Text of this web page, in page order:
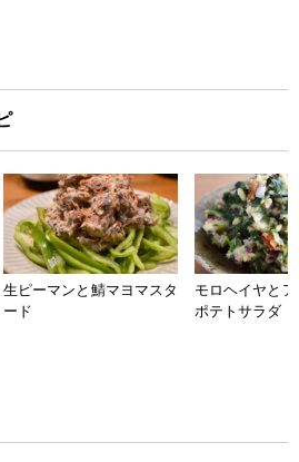
生ピーマンと鯖マヨマスタ
ード
モロヘイヤと
ポテトサラダ